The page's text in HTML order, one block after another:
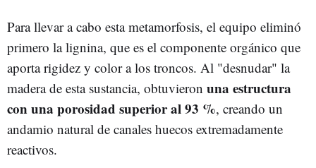
Para llevar a cabo esta metamorfosis, el equipo eliminó
primero la lignina, que es el componente orgánico que
aporta rigidez y color a los troncos. Al "desnudar" la
madera de esta sustancia, obtuvieron una estructura
con una porosidad superior al 93 %, creando un
andamio natural de canales huecos extremadamente
reactivos.